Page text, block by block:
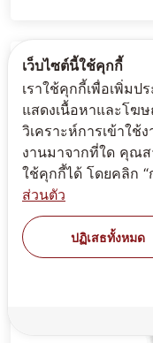
เว็บไซต์นี้ใช้คุกกี้
เราใช้คุกกี้เพื่อเพิ่ม
แสดงเนื้อหาและโฆ
วิเคราะห์การเข้าใช้
งานมาจากที่ใด คุณ
ใช้คุกกี้ได้ โดยคลิก “
ส่วนตัว
ปฏิเสธทั้งหมด